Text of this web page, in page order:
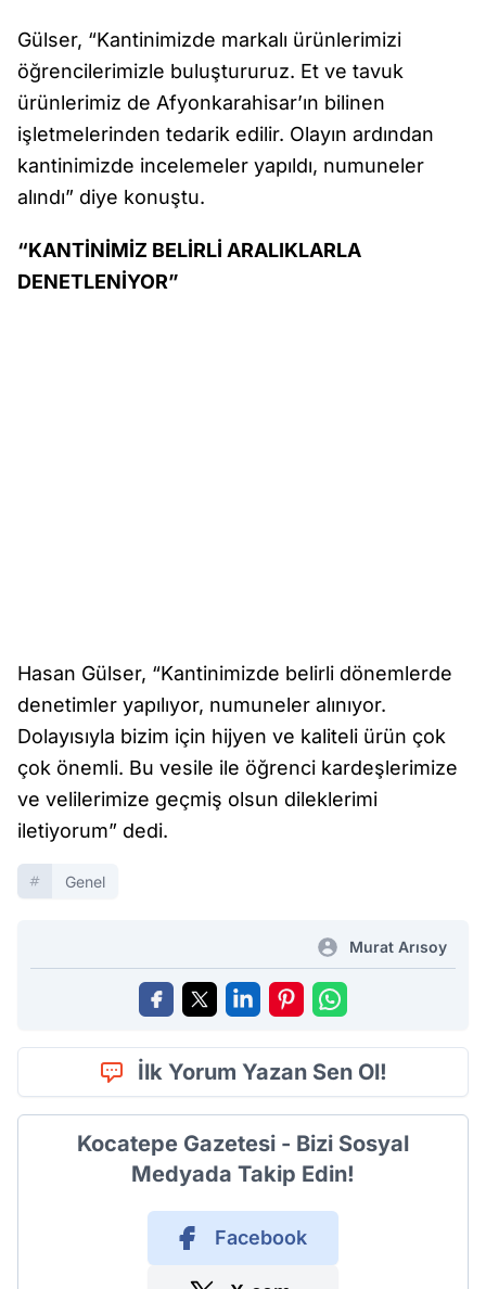
Gülser, “Kantinimizde markalı ürünlerimizi
öğrencilerimizle buluştururuz. Et ve tavuk
ürünlerimiz de Afyonkarahisar’ın bilinen
işletmelerinden tedarik edilir. Olayın ardından
kantinimizde incelemeler yapıldı, numuneler
alındı” diye konuştu.
“KANTİNİMİZ BELİRLİ ARALIKLARLA
DENETLENİYOR”
Hasan Gülser, “Kantinimizde belirli dönemlerde
denetimler yapılıyor, numuneler alınıyor.
Dolayısıyla bizim için hijyen ve kaliteli ürün çok
çok önemli. Bu vesile ile öğrenci kardeşlerimize
ve velilerimize geçmiş olsun dileklerimi
iletiyorum” dedi.
Genel
Murat Arısoy
İlk Yorum Yazan Sen Ol!
Kocatepe Gazetesi - Bizi Sosyal
Medyada Takip Edin!
Facebook